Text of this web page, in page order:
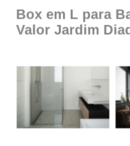
Box em L para
Valor Jardim